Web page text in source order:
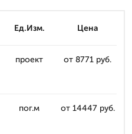
Ед.Изм. Цена
проект от 8771 руб.
пог.м от 14447 руб.